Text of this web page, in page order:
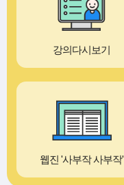
강의다시보기
웹진 '사부작 사부작'